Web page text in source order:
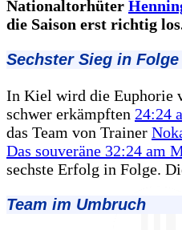
Nationaltorhüter
die Saison erst richtig
Sechster Sieg in Folge
In Kiel wird die Euphorie
schwer erkämpften 24:24
das Team von Trainer
Das souveräne 32:24 am
sechste Erfolg in Folge.
Team im Umbruch